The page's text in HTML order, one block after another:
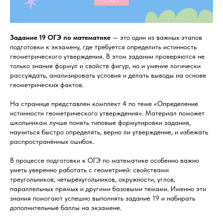
Задание 19 ОГЭ по математике — это один из важных этапов
подготовки к экзамену, где требуется определить истинность
геометрического утверждения. В этом задании проверяются не
только знания формул и свойств фигур, но и умение логически
рассуждать, анализировать условия и делать выводы на основе
геометрических фактов.
На странице представлен комплект 4 по теме «Определение
истинности геометрического утверждения». Материал поможет
школьникам лучше понять типовые формулировки задания,
научиться быстро определять, верно ли утверждение, и избежать
распространённых ошибок.
В процессе подготовки к ОГЭ по математике особенно важно
уметь уверенно работать с геометрией: свойствами
треугольников, четырёхугольников, окружности, углов,
параллельных прямых и другими базовыми темами. Именно эти
знания помогают успешно выполнять задание 19 и набирать
дополнительные баллы на экзамене.